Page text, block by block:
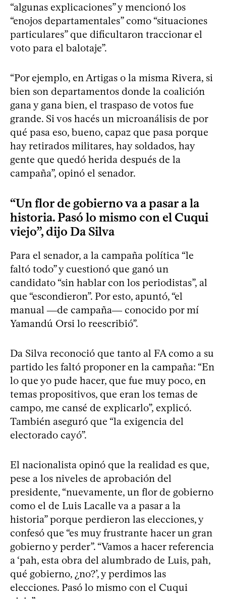
“algunas explicaciones” y mencionó los
“enojos departamentales” como “situaciones
particulares” que dificultaron traccionar el
voto para el balotaje”.
“Por ejemplo, en Artigas o la misma Rivera, si
bien son departamentos donde la coalición
gana y gana bien, el traspaso de votos fue
grande. Si vos hacés un microanálisis de por
qué pasa eso, bueno, capaz que pasa porque
hay retirados militares, hay soldados, hay
gente que quedó herida después de la
campaña”, opinó el senador.
“Un flor de gobierno va a pasar a la
historia. Pasó lo mismo con el Cuqui
viejo”, dijo Da Silva
Para el senador, a la campaña política “le
faltó todo” y cuestionó que ganó un
candidato “sin hablar con los periodistas”, al
que “escondieron”. Por esto, apuntó, “el
manual ―de campaña― conocido por mí
Yamandú Orsi lo reescribió”.
Da Silva reconoció que tanto al FA como a su
partido les faltó proponer en la campaña: “En
lo que yo pude hacer, que fue muy poco, en
temas propositivos, que eran los temas de
campo, me cansé de explicarlo”, explicó.
También aseguró que “la exigencia del
electorado cayó”.
El nacionalista opinó que la realidad es que,
pese a los niveles de aprobación del
presidente, “nuevamente, un flor de gobierno
como el de Luis Lacalle va a pasar a la
historia” porque perdieron las elecciones, y
confesó que “es muy frustrante hacer un gran
gobierno y perder”. “Vamos a hacer referencia
a ‘pah, esta obra del alumbrado de Luis, pah,
qué gobierno, ¿no?’, y perdimos las
elecciones. Pasó lo mismo con el Cuqui